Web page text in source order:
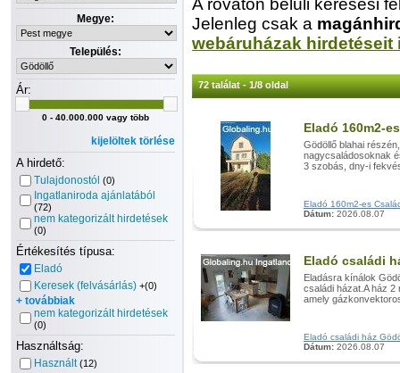
Megye:
Település:
Ár:
0 - 40.000.000 vagy több
kijelöltek törlése
A hirdető:
Tulajdonostól (0)
Ingatlaniroda ajánlatából
(72)
nem kategorizált hirdetések
(0)
Értékesítés típusa:
Eladó
Keresek (felvásárlás) +(0)
+ továbbiak
nem kategorizált hirdetések
(0)
Használtság:
Használt (12)
A rovaton belüli keresési
Jelenleg csak a
webáruházak hirdetéseit
72 találat - 1/8 oldal
Eladó 160m2-
Gödöllő blahai
nagycsaládosoknak
3 szobás, dny-i
Eladó 160m2-es
Dátum: 2026.08.07
Eladó családi
Eladásra kínálok
családi házat.A ház 2
amely
Eladó családi ház
Dátum: 2026.08.07